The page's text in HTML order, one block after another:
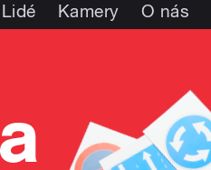
Lidé Kamery O nás